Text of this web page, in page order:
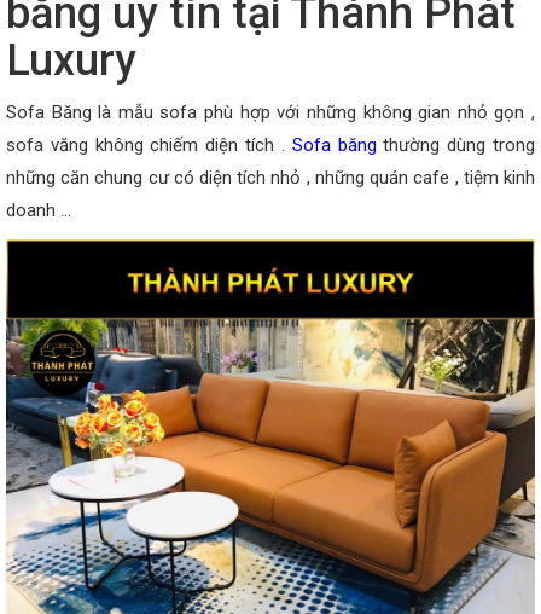
băng uy tín tại Thành Phát
Luxury
Sofa Băng là mẫu sofa phù hợp với những không gian nhỏ gọn ,
sofa văng không chiếm diện tích . Sofa băng thường dùng trong
những căn chung cư có diện tích nhỏ , những quán cafe , tiệm kinh
doanh …